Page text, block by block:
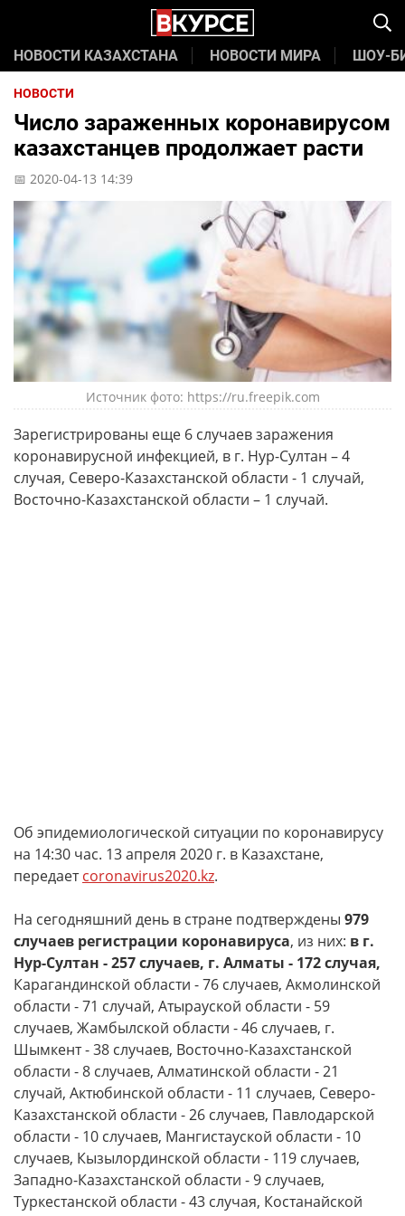
НОВОСТИ КАЗАХСТАНА НОВОСТИ МИРА ШОУ-
НОВОСТИ
Число зараженных коронавирусом
казахстанцев продолжает расти
📅 2020-04-13 14:39
Источник фото: https://ru.freepik.com
Зарегистрированы еще 6 случаев заражения
коронавирусной инфекцией, в г. Нур-Султан – 4
случая, Северо-Казахстанской области - 1 случай,
Восточно-Казахстанской области – 1 случай.
Об эпидемиологической ситуации по коронавирусу
на 14:30 час. 13 апреля 2020 г. в Казахстане,
передаетcoronavirus2020.kz.
На сегодняшний день в стране подтверждены 979
случаев регистрации коронавируса, из них: в г.
Нур-Султан - 257 случаев, г. Алматы - 172 случая,
Карагандинской области - 76 случаев, Акмолинской
области - 71 случай, Атырауской области - 59
случаев, Жамбылской области - 46 случаев, г.
Шымкент - 38 случаев, Восточно-Казахстанской
области - 8 случаев, Алматинской области - 21
случай, Актюбинской области - 11 случаев, Северо-
Казахстанской области - 26 случаев, Павлодарской
области - 10 случаев, Мангистауской области - 10
случаев, Кызылординской области - 119 случаев,
Западно-Казахстанской области - 9 случаев,
Туркестанской области - 43 случая, Костанайской